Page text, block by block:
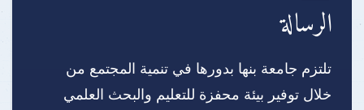
الرسالة
تلتزم جامعة بنها بدورها في تنمية المجتمع من
خلال توفير بيئة محفزة للتعليم والبحث العلمي